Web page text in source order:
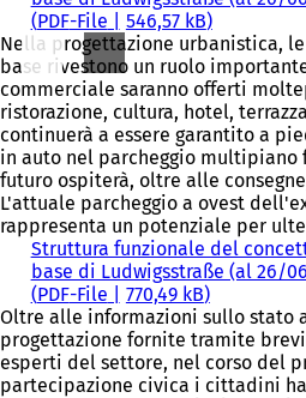
PDF-File
546,57 kB
Nella progettazione urbanistica,
base rivestono un ruolo
commerciale saranno offerti
ristorazione, cultura, hotel,
continuerà a essere garantito a
in auto nel parcheggio multipiano
futuro ospiterà, oltre alle
L'attuale parcheggio a ovest
rappresenta un potenziale per
Struttura funzionale del
base di Ludwigsstraße (al 26/
PDF-File
770,49 kB
Oltre alle informazioni sullo stato
progettazione fornite tramite
esperti del settore, nel corso del
partecipazione civica i cittadini